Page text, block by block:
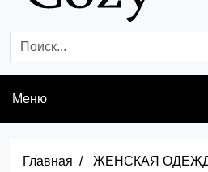
Меню
Главная
ЖЕНСКАЯ